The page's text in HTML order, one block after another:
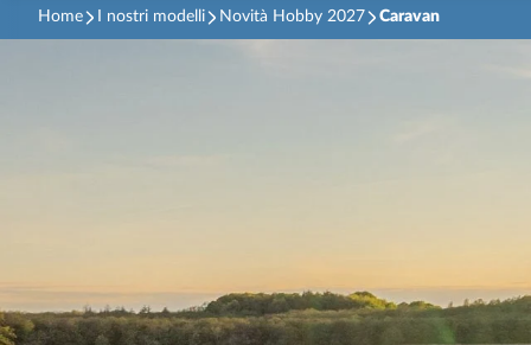
Home I nostri modelli Novità Hobby 2027 Caravan